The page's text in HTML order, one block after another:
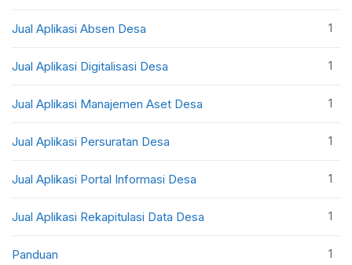
Jual Aplikasi Absen Desa 1
Jual Aplikasi Digitalisasi Desa 1
Jual Aplikasi Manajemen Aset Desa 1
Jual Aplikasi Persuratan Desa 1
Jual Aplikasi Portal Informasi Desa 1
Jual Aplikasi Rekapitulasi Data Desa 1
Panduan 1